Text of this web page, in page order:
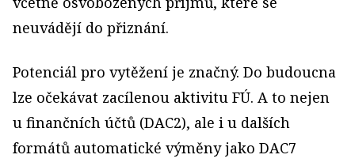
neuvádějí do přiznání.
Potenciál pro vytěžení je značný. Do budoucna
lze očekávat zacílenou aktivitu FÚ. A to nejen
u finančních účtů (DAC2), ale i u dalších
formátů automatické výměny jako DAC7